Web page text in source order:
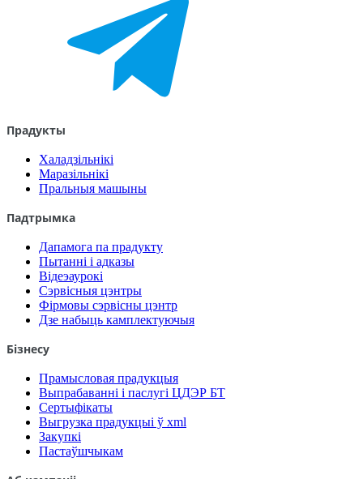
Прадукты
Халадзільнікі
Маразільнікі
Пральныя машыны
Падтрымка
Дапамога па прадукту
Пытанні і адказы
Відеэаурокі
Сэрвісныя цэнтры
Фірмовы сэрвісны цэнтр
Дзе набыць камплектуючыя
Бізнесу
Прамысловая прадукцыя
Выпрабаванні і паслугі ЦДЭР БТ
Сертыфікаты
Выгрузка прадукцыі ў xml
Закупкі
Пастаўшчыкам